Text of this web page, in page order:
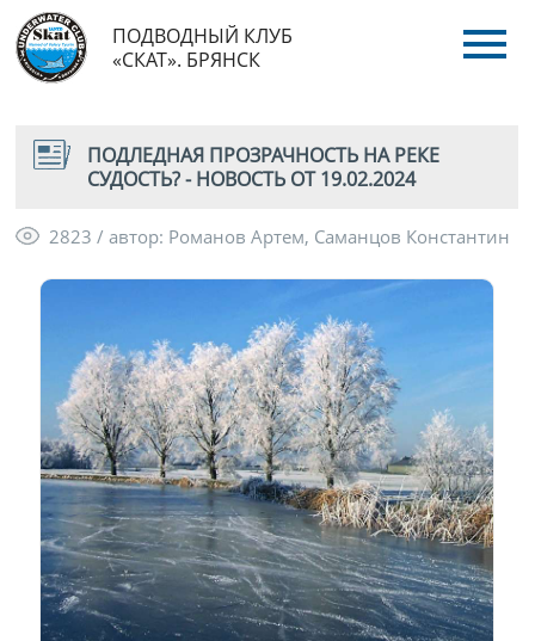
ПОДВОДНЫЙ КЛУБ
«СКАТ». БРЯНСК
ПОДЛЕДНАЯ ПРОЗРАЧНОСТЬ НА РЕКЕ
СУДОСТЬ? - НОВОСТЬ ОТ 19.02.2024
2823 / автор: Романов Артем, Саманцов Константин